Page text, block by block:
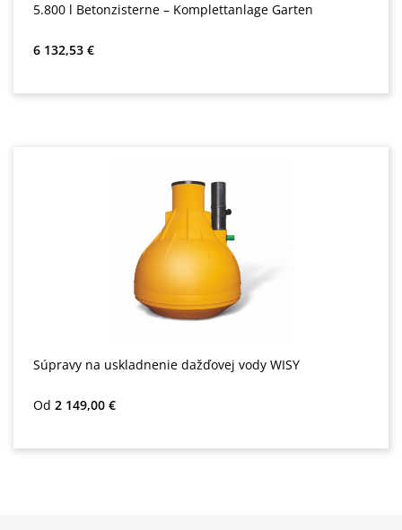
5.800 l Betonzisterne – Komplettanlage Garten
Bežná cena:
6 132,53 €
Súpravy na uskladnenie dažďovej vody WISY
Bežná cena:
Od 2 149,00 €